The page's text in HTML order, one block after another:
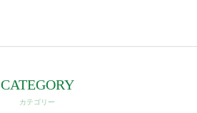
CATEGORY
カテゴリー